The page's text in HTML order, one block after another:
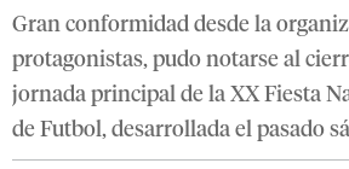
Gran conformidad desde la
protagonistas, pudo notarse al
jornada principal de la XX Fiesta
de Futbol, desarrollada el pasado